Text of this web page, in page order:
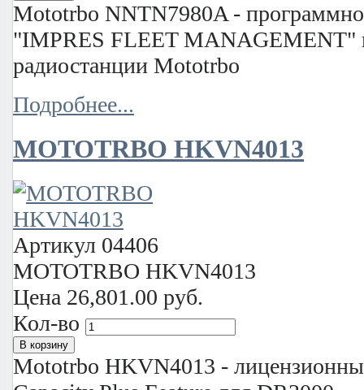
Mototrbo NNTN7980A -
"IMPRES FLEET MANAGEMENT"
радиостанции Mototrbo
Подробнее...
MOTOTRBO HKVN4013
Артикул 04406
MOTOTRBO HKVN4013
Цена 26,801.00 руб.
Кол-во
Mototrbo HKVN4013 -